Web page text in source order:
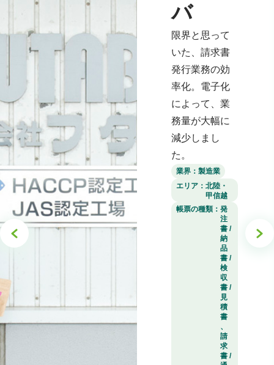
バ
限界と思って
いた、請求書
発行業務の効
率化。電子化
によって、業
務量が大幅に
減少しまし
た。
業界： 製造業
エリア： 北陸・
甲信越
帳票の種類： 発
注
書 /
納
品
書 /
検
収
書 /
見
積
書
、
請
求
書 /